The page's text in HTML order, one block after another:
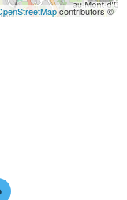
contributors ©